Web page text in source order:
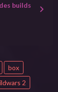
builds
box
2